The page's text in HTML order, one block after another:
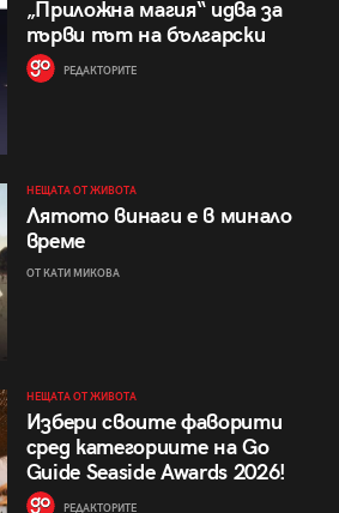
„Приложна магия“ идва за
първи път на български
РЕДАКТОРИТЕ
НЕЩАТА ОТ ЖИВОТА
Лятото винаги е в минало
време
ОТ КАТИ МИКОВА
НЕЩАТА ОТ ЖИВОТА
Избери своите фаворити
сред категориите на Go
Guide Seaside Awards 2026!
РЕДАКТОРИТЕ